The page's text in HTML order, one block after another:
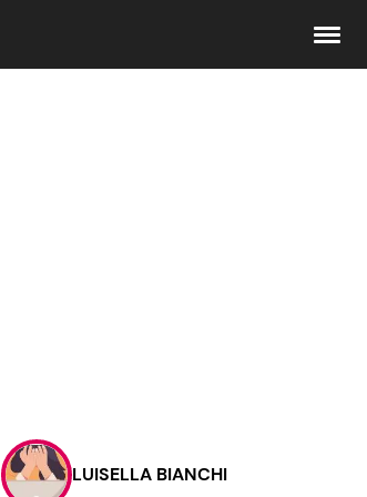
Contattaci
PubblicitàLUISELLA BIANCHI